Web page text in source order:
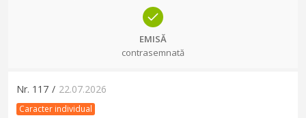
EMISĂ
contrasemnată
Nr. 117 / 22.07.2026
Caracter individual